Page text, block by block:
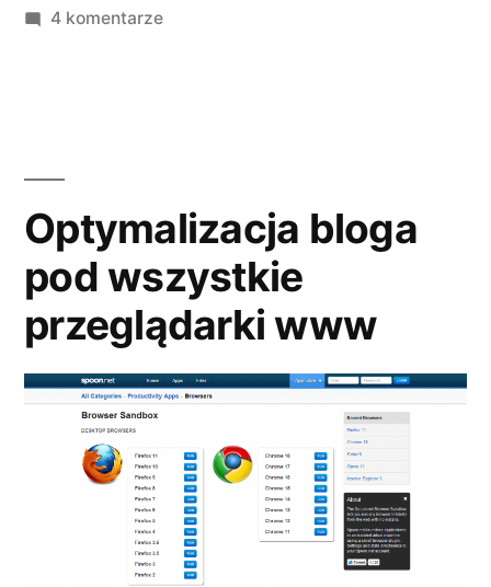
jest
4 komentarzedo
jest
czego
bać?
Optymalizacja bloga
pod wszystkie
przeglądarki www